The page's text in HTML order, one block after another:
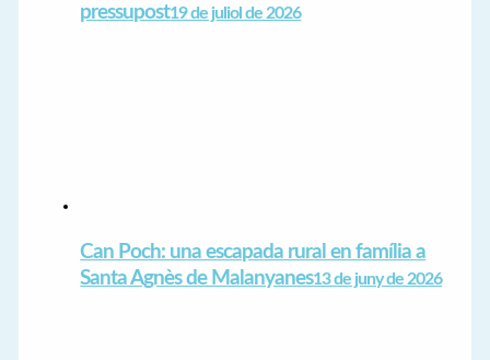
pressupost19 de juliol de 2026
Can Poch: una escapada rural en família a
Santa Agnès de Malanyanes13 de juny de 2026